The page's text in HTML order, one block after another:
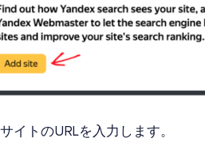
サイトのURLを入力します。